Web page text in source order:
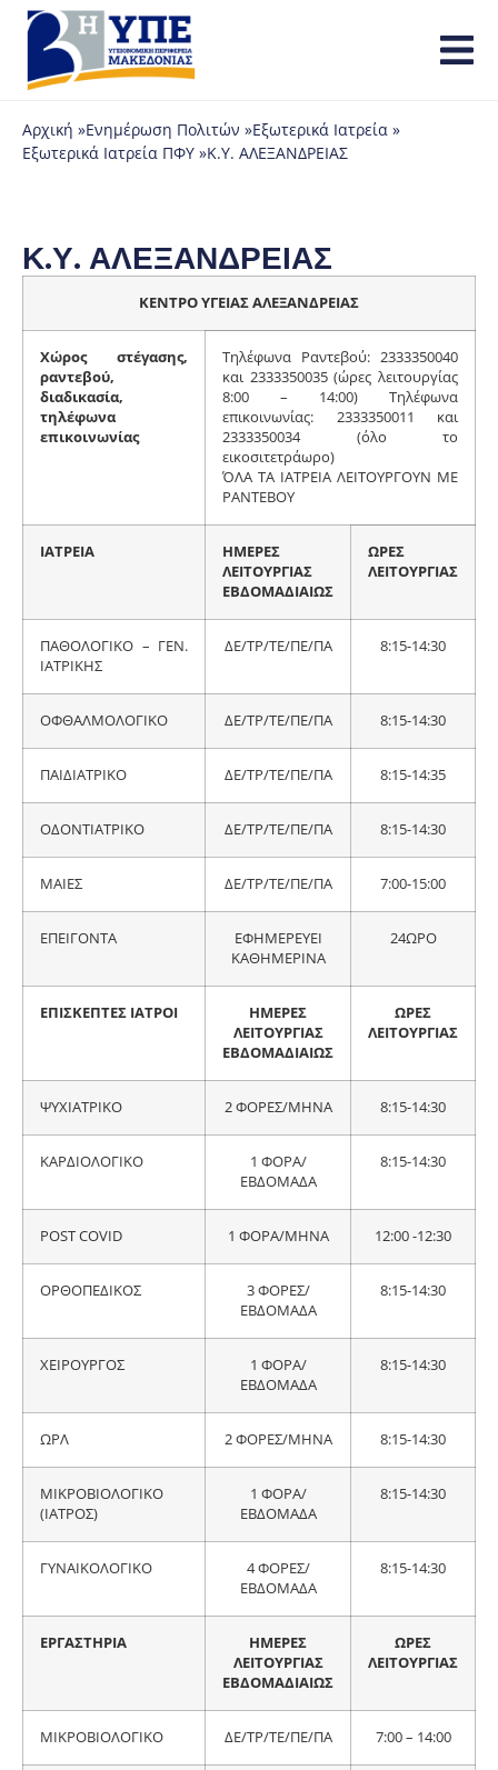
Αρχική »Ενημέρωση Πολιτών »Εξωτερικά Ιατρεία »
Εξωτερικά Ιατρεία ΠΦΥ »Κ.Υ. ΑΛΕΞΑΝΔΡΕΙΑΣ
Κ.Υ. ΑΛΕΞΑΝΔΡΕΙΑΣ
ΚΕΝΤΡΟ ΥΓΕΙΑΣ ΑΛΕΞΑΝΔΡΕΙΑΣ
Χώρος στέγασης,
ραντεβού,
διαδικασία,
τηλέφωνα
επικοινωνίας
Τηλέφωνα Ραντεβού: 2333350040
και 2333350035 (ώρες λειτουργίας
8:00 – 14:00) Τηλέφωνα
επικοινωνίας: 2333350011 και
2333350034 (όλο το
εικοσιτετράωρο)
ΌΛΑ ΤΑ ΙΑΤΡΕΙΑ ΛΕΙΤΟΥΡΓΟΥΝ ΜΕ
ΡΑΝΤΕΒΟΥ
ΙΑΤΡΕΙΑ
ΗΜΕΡΕΣ
ΛΕΙΤΟΥΡΓΙΑΣ
ΕΒΔΟΜΑΔΙΑΙΩΣ
ΩΡΕΣ
ΛΕΙΤΟΥΡΓΙΑΣ
ΠΑΘΟΛΟΓΙΚΟ – ΓΕΝ.
ΙΑΤΡΙΚΗΣ
ΔΕ/ΤΡ/ΤΕ/ΠΕ/ΠΑ 8:15-14:30
ΟΦΘΑΛΜΟΛΟΓΙΚΟ ΔΕ/ΤΡ/ΤΕ/ΠΕ/ΠΑ 8:15-14:30
ΠΑΙΔΙΑΤΡΙΚΟ ΔΕ/ΤΡ/ΤΕ/ΠΕ/ΠΑ 8:15-14:35
ΟΔΟΝΤΙΑΤΡΙΚΟ ΔΕ/ΤΡ/ΤΕ/ΠΕ/ΠΑ 8:15-14:30
ΜΑΙΕΣ ΔΕ/ΤΡ/ΤΕ/ΠΕ/ΠΑ 7:00-15:00
ΕΠΕΙΓΟΝΤΑ
ΕΦΗΜΕΡΕΥΕΙ
ΚΑΘΗΜΕΡΙΝΑ
24ΩΡΟ
ΕΠΙΣΚΕΠΤΕΣ ΙΑΤΡΟΙ
ΗΜΕΡΕΣ
ΛΕΙΤΟΥΡΓΙΑΣ
ΕΒΔΟΜΑΔΙΑΙΩΣ
ΩΡΕΣ
ΛΕΙΤΟΥΡΓΙΑΣ
ΨΥΧΙΑΤΡΙΚΟ 2 ΦΟΡΕΣ/ΜΗΝΑ 8:15-14:30
ΚΑΡΔΙΟΛΟΓΙΚΟ
1 ΦΟΡΑ/
ΕΒΔΟΜΑΔΑ
8:15-14:30
POST COVID 1 ΦΟΡΑ/ΜΗΝΑ 12:00 -12:30
ΟΡΘΟΠΕΔΙΚΟΣ
3 ΦΟΡΕΣ/
ΕΒΔΟΜΑΔΑ
8:15-14:30
ΧΕΙΡΟΥΡΓΟΣ
1 ΦΟΡΑ/
ΕΒΔΟΜΑΔΑ
8:15-14:30
ΩΡΛ 2 ΦΟΡΕΣ/ΜΗΝΑ 8:15-14:30
ΜΙΚΡΟΒΙΟΛΟΓΙΚΟ
(ΙΑΤΡΟΣ)
1 ΦΟΡΑ/
ΕΒΔΟΜΑΔΑ
8:15-14:30
ΓΥΝΑΙΚΟΛΟΓΙΚΟ
4 ΦΟΡΕΣ/
ΕΒΔΟΜΑΔΑ
8:15-14:30
ΕΡΓΑΣΤΗΡΙΑ
ΗΜΕΡΕΣ
ΛΕΙΤΟΥΡΓΙΑΣ
ΕΒΔΟΜΑΔΙΑΙΩΣ
ΩΡΕΣ
ΛΕΙΤΟΥΡΓΙΑΣ
ΜΙΚΡΟΒΙΟΛΟΓΙΚΟ ΔΕ/ΤΡ/ΤΕ/ΠΕ/ΠΑ 7:00 – 14:00